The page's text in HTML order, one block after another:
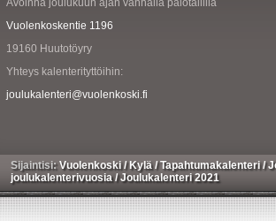
Avoinna joulukuun ajan vanhalla palotallilla
Vuolenkoskentie 1196
19160 Huutotöyry
Yhteys kalenterityttöihin:
joulukalenteri@vuolenkoski.fi
Sijaintisi:Vuolenkoski/ Kylä/Tapahtumakalenteri/
joulukalenterivuosia/Joulukalenteri 2021